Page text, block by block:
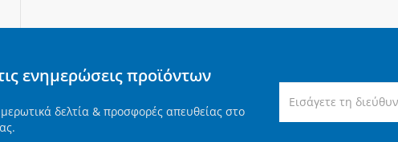
ενημερώσεις προϊόντων
δελτία & προσφορές απευθείας στο